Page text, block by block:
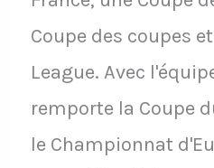
Coupe des coupes
League. Avec
remporte la Coupe
le Championnat